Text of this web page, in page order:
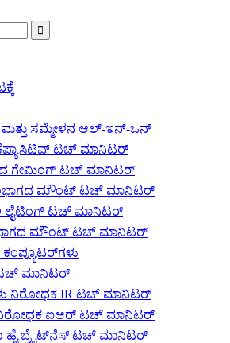
ಮತ್ತು ಸಮ್ಮೇಳನ ಆಲ್-ಇನ್-ಒನ್
ಕೆಪ್ಯಾಸಿಟಿವ್ ಟಚ್ ಮಾನಿಟರ್
ಗೇಮಿಂಗ್ ಟಚ್ ಮಾನಿಟರ್
ಮೌಂಟ್ ಟಚ್ ಮಾನಿಟರ್
ಲೈಟಿಂಗ್ ಟಚ್ ಮಾನಿಟರ್
ಮೌಂಟ್ ಟಚ್ ಮಾನಿಟರ್
ಕಂಪ್ಯೂಟರ್‌ಗಳು
ಟಚ್ ಮಾನಿಟರ್
ನಿರೋಧಕ IR ಟಚ್ ಮಾನಿಟರ್
ಐಆರ್ ಟಚ್ ಮಾನಿಟರ್
ಹೈ ಬ್ರೈಟ್‌ನೆಸ್ ಟಚ್ ಮಾನಿಟರ್